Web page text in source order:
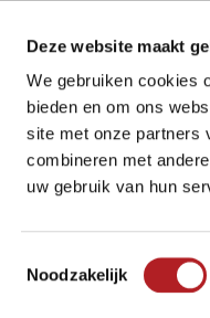
Deze website maakt
We gebruiken cookies
bieden en om ons
site met onze partners
combineren met
uw gebruik van hun
Toestemmingsselectie
Noodzakelijk
Biljart